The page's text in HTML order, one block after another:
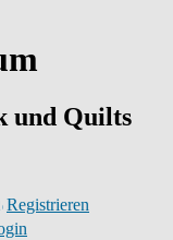
und Quilts
Registrieren